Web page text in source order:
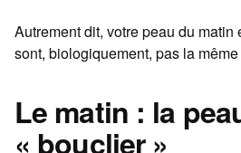
Autrement dit, votre peau du matin
sont, biologiquement, pas la
Le matin : la
« bouclier »